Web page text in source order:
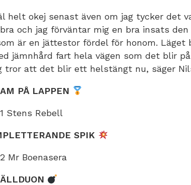
helt okej senast även om jag tycker det
och jag förväntar mig en bra insats
är en jättestor fördel för honom.
jämnhård fart hela vägen som det blir
tror att det blir ett helstängt nu, säger
PÅ LAPPEN
Stens Rebell
SPIK
Mr Boenasera